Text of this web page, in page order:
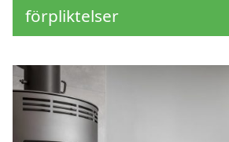
förpliktelser